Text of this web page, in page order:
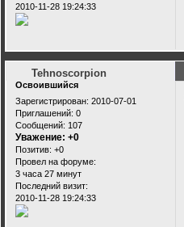
2010-11-28 19:24:33
Tehnoscorpion
Освоившийся
Зарегистрирован: 2010-07-01
Приглашений: 0
Сообщений: 107
Уважение: +0
Позитив: +0
Провел на форуме:
3 часа 27 минут
Последний визит:
2010-11-28 19:24:33